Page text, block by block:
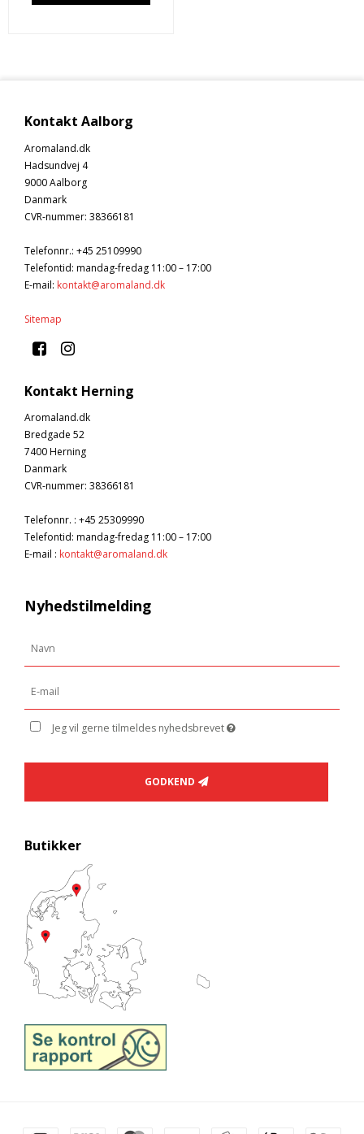
Kontakt Aalborg
Aromaland.dk
Hadsundvej 4
9000 Aalborg
Danmark
CVR-nummer: 38366181
Telefonnr.: +45 25109990
Telefontid: mandag-fredag 11:00 – 17:00
E-mail: kontakt@aromaland.dk
Sitemap
Kontakt Herning
Aromaland.dk
Bredgade 52
7400 Herning
Danmark
CVR-nummer: 38366181
Telefonnr. : +45 25309990
Telefontid: mandag-fredag 11:00 – 17:00
E-mail : kontakt@aromaland.dk
Nyhedstilmelding
Jeg vil gerne tilmeldes nyhedsbrevet
GODKEND
Butikker